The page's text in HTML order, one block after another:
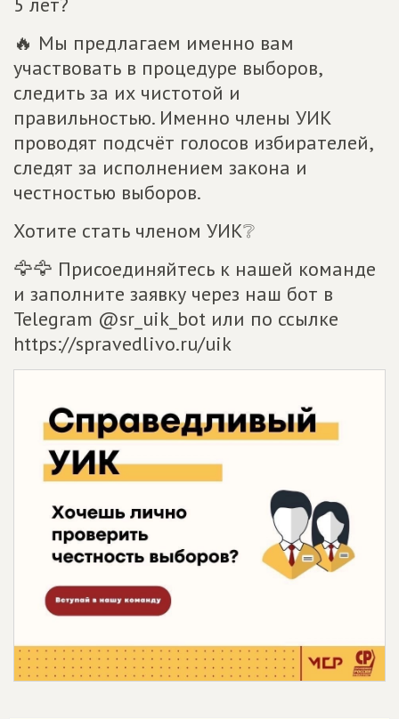
🔥 Мы предлагаем именно вам
участвовать в процедуре выборов,
следить за их чистотой и
правильностью. Именно члены УИК
проводят подсчёт голосов избирателей,
следят за исполнением закона и
честностью выборов.
Хотите стать членом УИК❔
🦅🦅 Присоединяйтесь к нашей команде
и заполните заявку через наш бот в
Telegram @sr_uik_bot или по ссылке
https://spravedlivo.ru/uik